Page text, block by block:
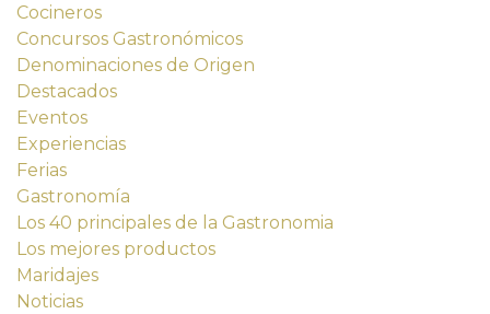
Cocineros
Concursos Gastronómicos
Denominaciones de Origen
Destacados
Eventos
Experiencias
Ferias
Gastronomía
Los 40 principales de la Gastronomia
Los mejores productos
Maridajes
Noticias